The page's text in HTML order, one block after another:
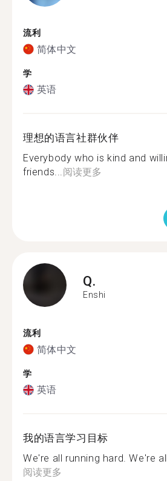
流利
简体中文
学
英语
理想的语言社群伙伴
Everybody who is kind and
friends...阅读更多
Q.
Enshi
流利
简体中文
学
英语
我的语言学习目标
We're all running hard. We're
阅读更多